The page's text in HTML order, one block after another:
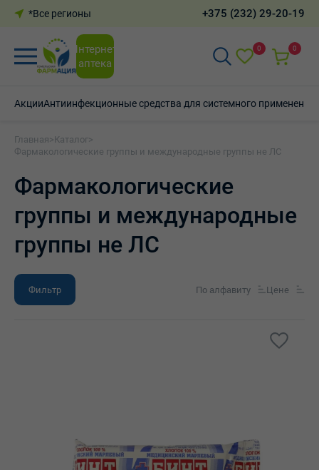
*Все регионы +375 (232) 29-20-19
Интернет-
аптека
0 0
АкцииАнтиинфекционные средства для системного применения
Главная >Каталог>
Фармакологические группы и международные группы не ЛС
Фармакологические
группы и международные
группы не ЛС
Фильтр По алфавиту Цене